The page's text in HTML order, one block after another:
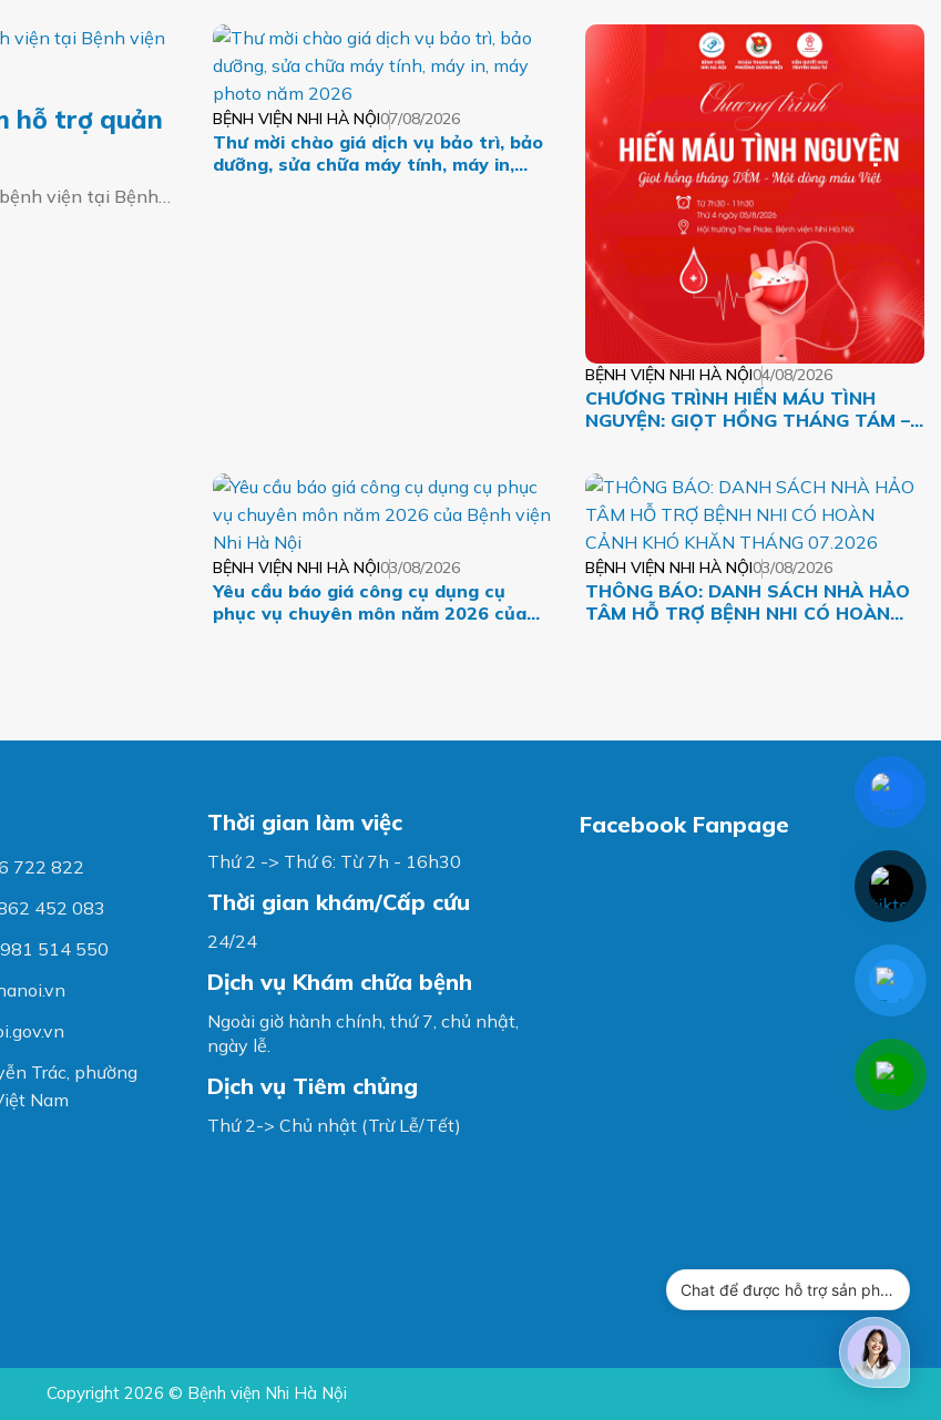
hỗ trợ quản
viện tại Bệnh…
BỆNH VIỆN NHI HÀ NỘI07/08/2026
Thư mời chào giá dịch vụ bảo trì, bảo
dưỡng, sửa chữa máy tính, máy in,
BỆNH VIỆN NHI HÀ NỘI04/08/2026
CHƯƠNG TRÌNH HIẾN MÁU TÌNH
NGUYỆN: GIỌT HỒNG THÁNG TÁM –
BỆNH VIỆN NHI HÀ NỘI03/08/2026
Yêu cầu báo giá công cụ dụng cụ
phục vụ chuyên môn năm 2026 của
BỆNH VIỆN NHI HÀ NỘI03/08/2026
THÔNG BÁO: DANH SÁCH NHÀ HẢO
TÂM HỖ TRỢ BỆNH NHI CÓ HOÀN
722 822
452 083
514 550
Trác, phường
Nam
Thời gian làm việc
Thứ 2 -> Thứ 6: Từ 7h - 16h30
Thời gian khám/Cấp cứu
24/24
Dịch vụ Khám chữa bệnh
Ngoài giờ hành chính, thứ 7, chủ nhật,
ngày lễ.
Dịch vụ Tiêm chủng
Thứ 2-> Chủ nhật (Trừ Lễ/Tết)
Facebook Fanpage
Copyright 2026 © Bệnh viện Nhi Hà Nội
Chat để được hỗ trợ sản phẩm